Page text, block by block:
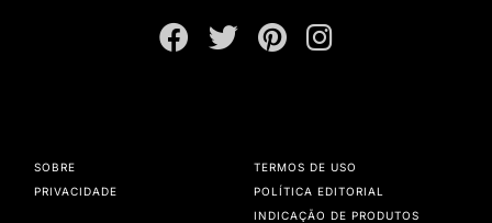
SOBRE
PRIVACIDADE
TERMOS DE USO
POLÍTICA EDITORIAL
INDICAÇÃO DE PRODUTOS